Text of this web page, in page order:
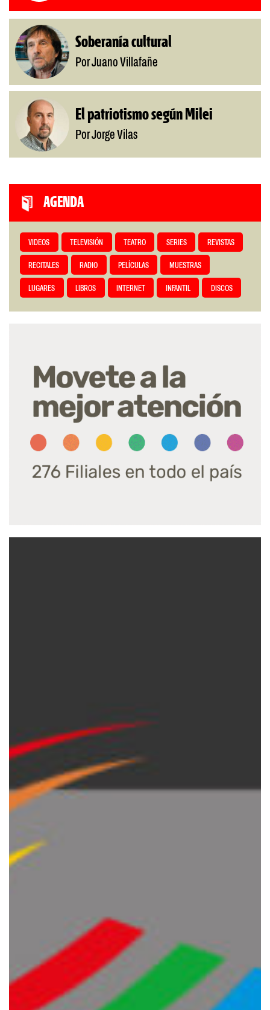
Soberanía cultural
Por Juano Villafañe
El patriotismo según Milei
Por Jorge Vilas
AGENDA
VIDEOS TELEVISIÓN TEATRO SERIES REVISTAS
RECITALES RADIO PELÍCULAS MUESTRAS
LUGARES LIBROS INTERNET INFANTIL DISCOS